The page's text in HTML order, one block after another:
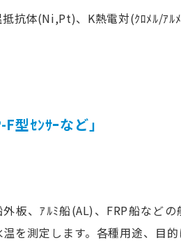
抗体(Ni,Pt)、K熱電対(ｸﾛﾒﾙ/ｱﾙﾒ
型ｾﾝｻｰなど」
外板、ｱﾙﾐ船(AL)、FRP船など
を測定します。各種用途、目